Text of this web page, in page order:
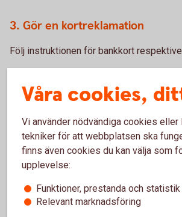
3. Gör en kortreklamation
Följ instruktionen för bankkort
genomfört eller felaktiga
Kreditkort – reklamera kortköp
genomfört
Våra cookies,
Vi använder nödvändiga cookies eller
tekniker för att webbplatsen ska
finns även cookies du kan välja som
upplevelse:
Funktioner, prestanda och statistik
Relevant marknadsföring